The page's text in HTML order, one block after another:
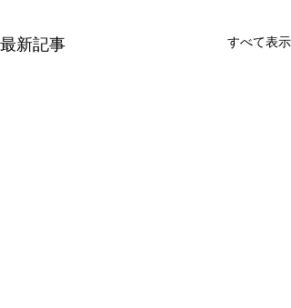
最新記事 すべて表示